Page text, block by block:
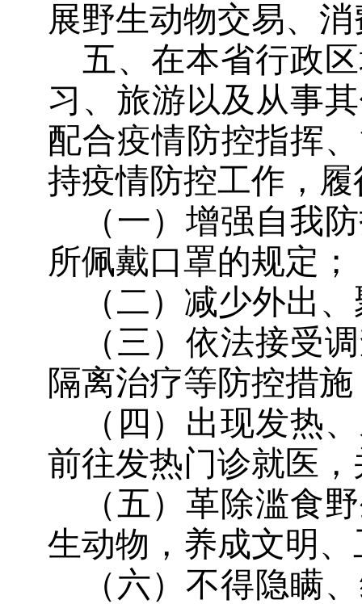
展野生动物交易、
五、在本省行政
习、旅游以及从事
配合疫情防控指挥
持疫情防控工作，
（一）增强自我
所佩戴口罩的规定；
（二）减少外出
（三）依法接受
隔离治疗等防控措
（四）出现发热
前往发热门诊就医
（五）革除滥食
生动物，养成文明
（六）不得隐瞒